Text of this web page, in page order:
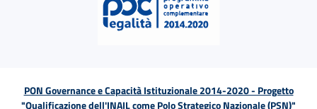
PON Governance e Capacità Istituzionale 2014-2020 - Progetto
"Qualificazione dell'INAIL come Polo Strategico Nazionale (PSN)"